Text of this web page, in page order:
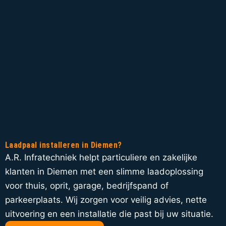
Laadpaal installeren in Diemen?
A.R. Infratechniek helpt particuliere en zakelijke
klanten in Diemen met een slimme laadoplossing
voor thuis, oprit, garage, bedrijfspand of
parkeerplaats. Wij zorgen voor veilig advies, nette
uitvoering en een installatie die past bij uw situatie.